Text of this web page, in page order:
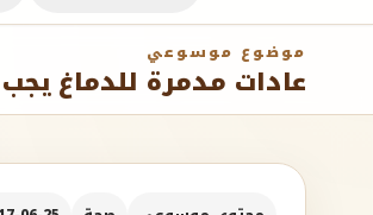
موضوع موسوعي
عادات مدمرة للدماغ